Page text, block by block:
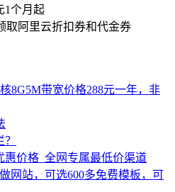
1个月起
取阿里云折扣券和代金券
8G5M带宽价格288元一年，非
惠价格_全网专属最低价渠道
网站，可选600多免费模板，可